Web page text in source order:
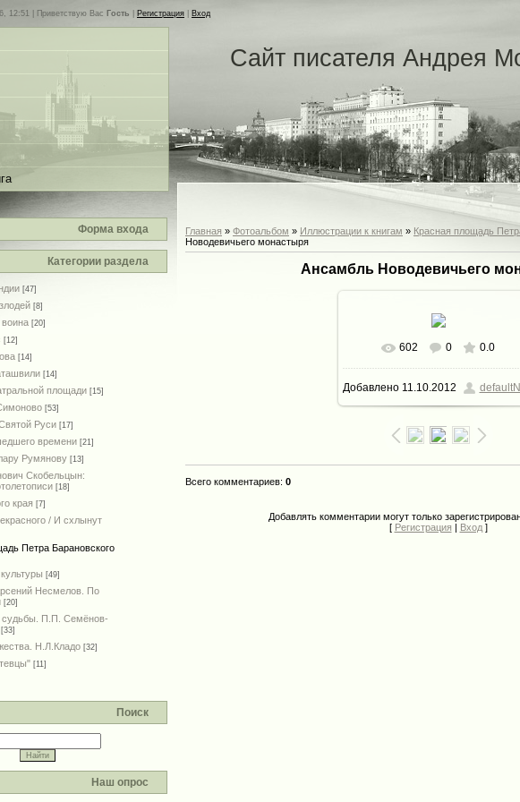
12:51 | Приветствую Вас Гость Регистрация Вход
Форма входа
Категории раздела
[47]
[8]
[20]
[12]
[14]
[14]
площади [15]
[53]
Руси [17]
времени [21]
Румянову [13]
Скобельцын:
[18]
края [7]
/ И схлынут
Петра Барановского
[49]
Несмелов. По
[20]
судьбы. П.П. Семёнов-
[33]
Н.Л.Кладо [32]
[11]
Поиск
Наш опрос
Сайт писателя Андрея
Главная » Фотоальбом » Иллюстрации к книгам » Красная площадь
Новодевичьего монастыря
Ансамбль Новодевичьего
В реальном размере 720x400
237.4Kb
602 0 0.0
Добавлено11.10.2012
Всего комментариев: 0
Добавлять комментарии могут только
[ Регистрация | Вход]